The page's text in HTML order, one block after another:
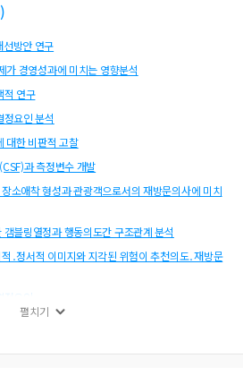
)
선방안 연구
가 경영성과에 미치는 영향분석
적 연구
요인 분석
대한 비판적 고찰
과 측정변수 개발
소애착 형성과 관광객으로서의 재방문의사에 미치
블링열정과 행동의도간 구조관계 분석
․정서적 이미지와 지각된 위험이 추천의도․재방문
정요인
스 감소의 기대효과
펼치기